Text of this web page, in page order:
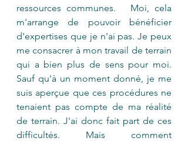
ressources communes.   Moi, cela
m'arrange de pouvoir bénéficier
d'expertises que je n'ai pas. Je peux
me consacrer à mon travail de terrain
qui a bien plus de sens pour moi.
Sauf qu'à un moment donné, je me
suis aperçue que ces procédures ne
tenaient pas compte de ma réalité
de terrain. J'ai donc fait part de ces
difficultés. Mais comment